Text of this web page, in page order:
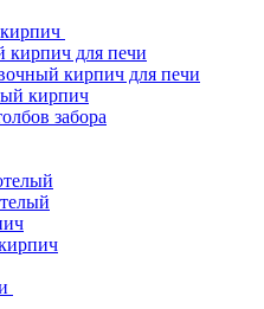
кирпич для печи
кирпич для печи
кирпич
забора